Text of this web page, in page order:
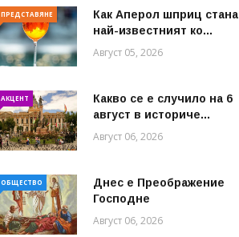
ПРЕДСТАВЯНЕ
Как Аперол шприц стана
най-известният ко...
Август 05, 2026
АКЦЕНТ
Какво се е случило на 6
август в историче...
Август 06, 2026
ОБЩЕСТВО
Днес е Преображение
Господне
Август 06, 2026